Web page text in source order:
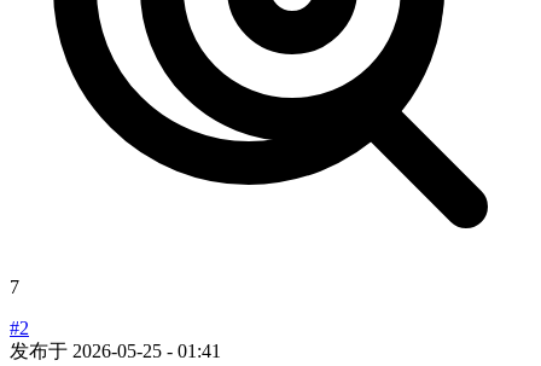
7
#2
发布于 2026-05-25 - 01:41